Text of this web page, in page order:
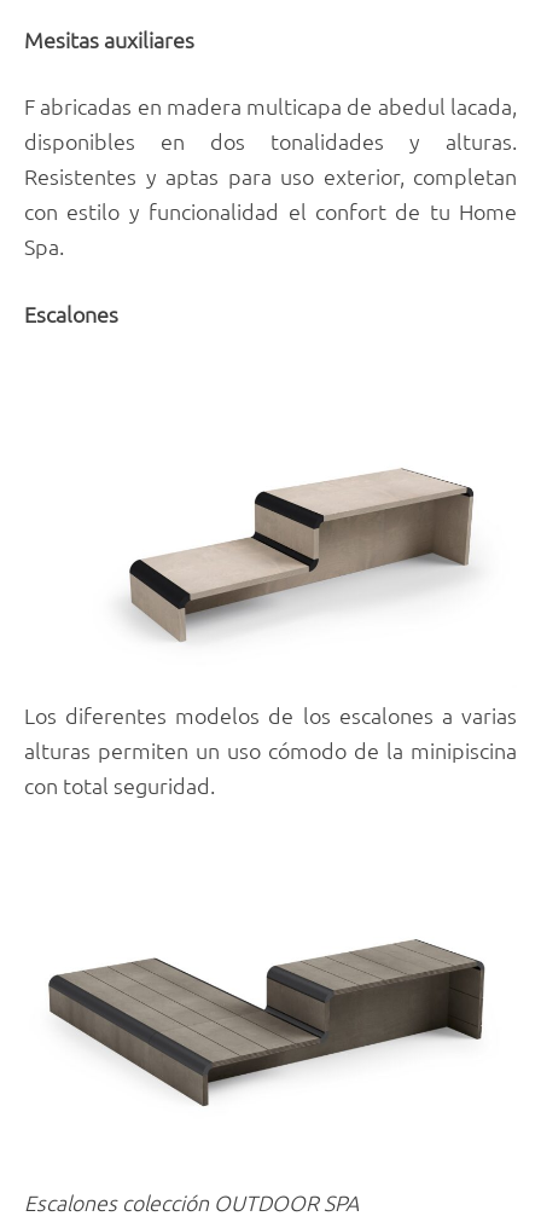
Mesitas auxiliares
F abricadas en madera multicapa de abedul lacada,
disponibles en dos tonalidades y alturas.
Resistentes y aptas para uso exterior, completan
con estilo y funcionalidad el confort de tu Home
Spa.
Escalones
Los diferentes modelos de los escalones a varias
alturas permiten un uso cómodo de la minipiscina
con total seguridad.
Escalones colección OUTDOOR SPA